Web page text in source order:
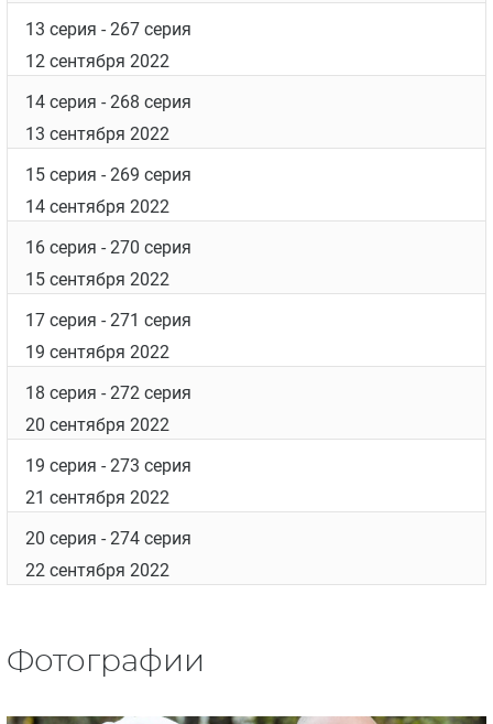
13 серия - 267 серия
12 сентября 2022
14 серия - 268 серия
13 сентября 2022
15 серия - 269 серия
14 сентября 2022
16 серия - 270 серия
15 сентября 2022
17 серия - 271 серия
19 сентября 2022
18 серия - 272 серия
20 сентября 2022
19 серия - 273 серия
21 сентября 2022
20 серия - 274 серия
22 сентября 2022
Фотографии